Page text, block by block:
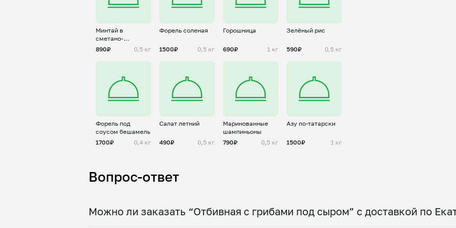
Минтай в
сметано-
чесночном соусе
890₽ 0,5 кг
Форель соленая
1500₽ 0,5 кг
Горошница
690₽ 1 кг
Зелёный рис
590₽ 0,5 кг
Форель под
соусом бешамель
1700₽
0,4 кг
Салат летний
490₽ 0,5 кг
Маринованные
шампиньоны
790₽
0,5 кг
Азу по-татарски
1500₽ 1 кг
Вопрос-ответ
Можно ли заказать “Отбивная с грибами под сыром” с доставкой по